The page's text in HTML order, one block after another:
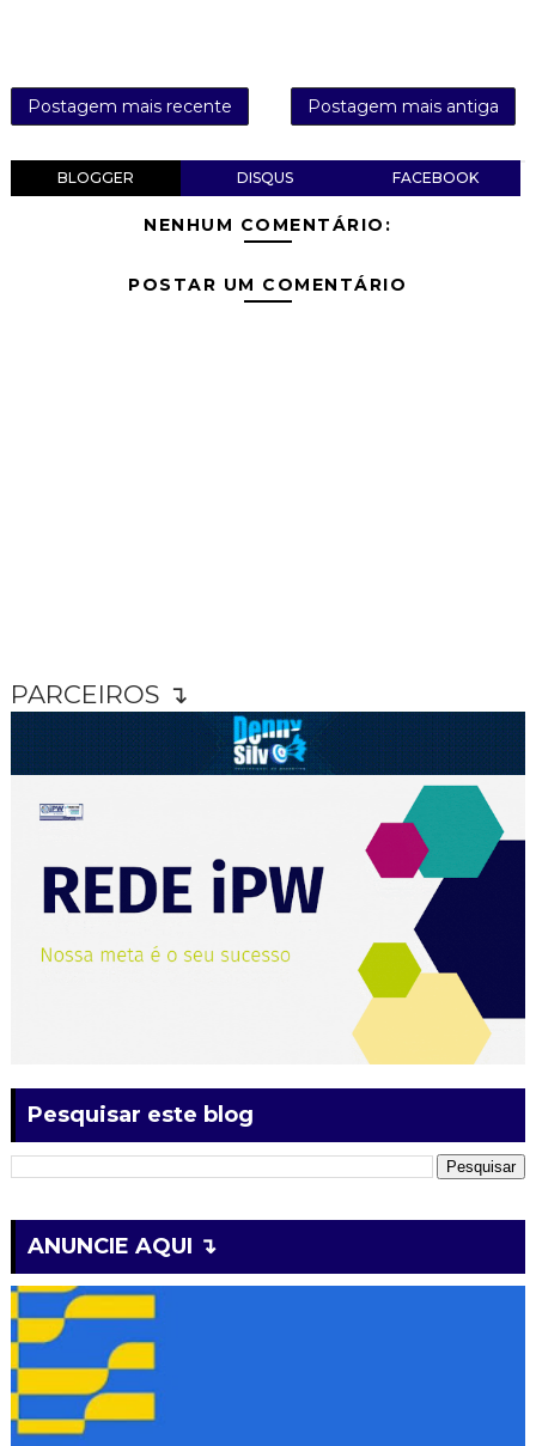
Postagem mais recente Postagem mais antiga
BLOGGER DISQUS FACEBOOK
NENHUM COMENTÁRIO:
POSTAR UM COMENTÁRIO
PARCEIROS ↴
Pesquisar este blog
ANUNCIE AQUI ↴